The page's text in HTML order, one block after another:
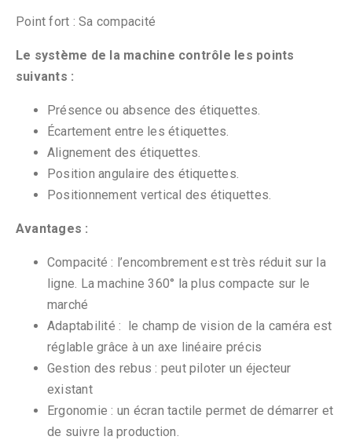
Point fort : Sa compacité
Le système de la machine contrôle les points
suivants :
Présence ou absence des étiquettes.
Écartement entre les étiquettes.
Alignement des étiquettes.
Position angulaire des étiquettes.
Positionnement vertical des étiquettes.
Avantages :
Compacité : l’encombrement est très réduit sur la
ligne. La machine 360° la plus compacte sur le
marché
Adaptabilité : le champ de vision de la caméra est
réglable grâce à un axe linéaire précis
Gestion des rebus : peut piloter un éjecteur
existant
Ergonomie : un écran tactile permet de démarrer et
de suivre la production.